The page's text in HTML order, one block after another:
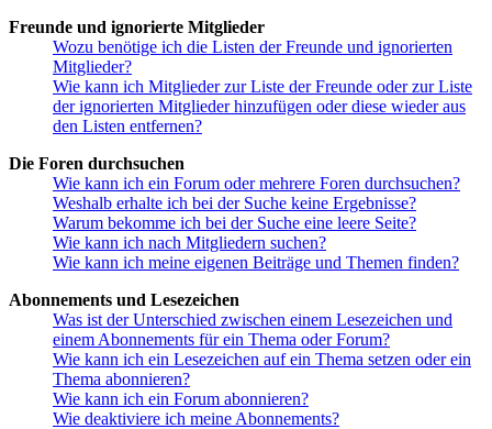
Freunde und ignorierte Mitglieder
Wozu benötige ich die Listen der Freunde und ignorierten
Mitglieder?
Wie kann ich Mitglieder zur Liste der Freunde oder zur Liste
der ignorierten Mitglieder hinzufügen oder diese wieder aus
den Listen entfernen?
Die Foren durchsuchen
Wie kann ich ein Forum oder mehrere Foren durchsuchen?
Weshalb erhalte ich bei der Suche keine Ergebnisse?
Warum bekomme ich bei der Suche eine leere Seite?
Wie kann ich nach Mitgliedern suchen?
Wie kann ich meine eigenen Beiträge und Themen finden?
Abonnements und Lesezeichen
Was ist der Unterschied zwischen einem Lesezeichen und
einem Abonnements für ein Thema oder Forum?
Wie kann ich ein Lesezeichen auf ein Thema setzen oder ein
Thema abonnieren?
Wie kann ich ein Forum abonnieren?
Wie deaktiviere ich meine Abonnements?